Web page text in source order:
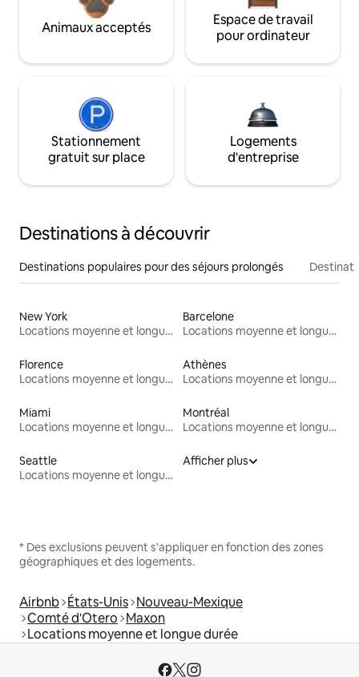
Animaux acceptés
Espace de travail
pour ordinateur
Stationnement
gratuit sur place
Logements
d'entreprise
Destinations à découvrir
Destinations populaires pour des séjours prolongés
New York
Locations moyenne et longue durée
Barcelone
Locations moyenne et longue durée
Florence
Locations moyenne et longue durée
Athènes
Locations moyenne et longue durée
Miami
Locations moyenne et longue durée
Montréal
Locations moyenne et longue durée
Seattle
Locations moyenne et longue durée
Afficher plus
* Des exclusions peuvent s'appliquer en fonction des zones
géographiques et des logements.
Airbnb États-Unis Nouveau-Mexique
Comté d'Otero Maxon
Locations moyenne et longue durée